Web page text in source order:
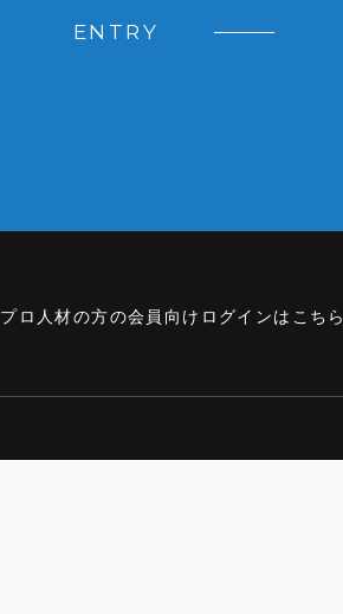
ENTRY
プロ人材の方の会員向けログインはこちら